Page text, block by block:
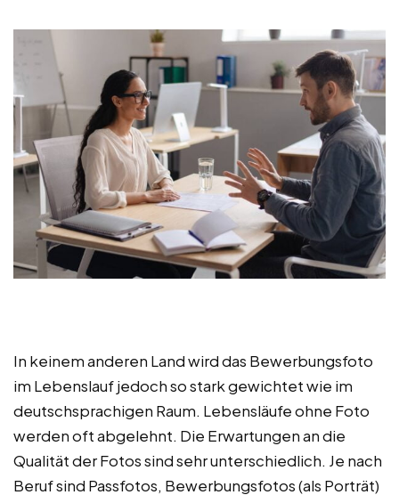
In keinem anderen Land wird das Bewerbungsfoto
im Lebenslauf jedoch so stark gewichtet wie im
deutschsprachigen Raum. Lebensläufe ohne Foto
werden oft abgelehnt. Die Erwartungen an die
Qualität der Fotos sind sehr unterschiedlich. Je nach
Beruf sind Passfotos, Bewerbungsfotos (als Porträt)